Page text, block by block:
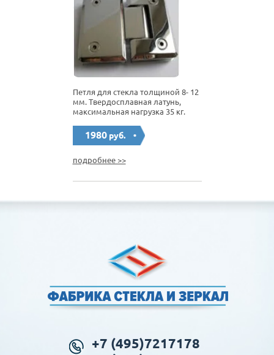
Петля для стекла толщиной 8- 12
мм. Твердосплавная латунь,
максимальная нагрузка 35 кг.
1980 руб.
подробнее >>
+7 (495)7217178